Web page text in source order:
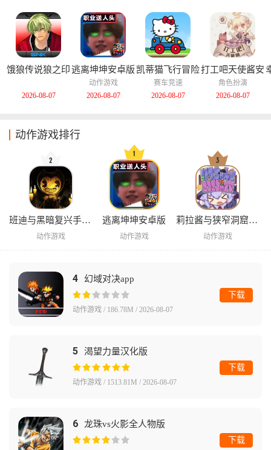
饿狼传说狼之印
2026-08-07
逃离坤坤安卓版
动作游戏
2026-08-07
凯蒂猫飞行冒险
中文版
赛车竞速
2026-08-07
打工吧天使酱安
卓版
角色扮演
2026-08-07
动作游戏排行
班迪与黑暗复兴手机版
动作游戏
逃离坤坤安卓版
动作游戏
莉拉酱与狭窄洞窟安卓版
动作游戏
4 幻域对决app
动作游戏 / 186.78M / 2026-08-07
下载
5 渴望力量汉化版
动作游戏 / 1513.81M / 2026-08-07
下载
6 龙珠vs火影全人物版
下载